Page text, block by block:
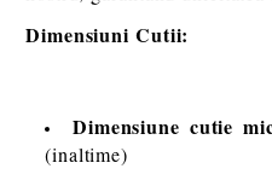
Dimensiuni Cutii:
Dimensiune cutie
(inaltime)